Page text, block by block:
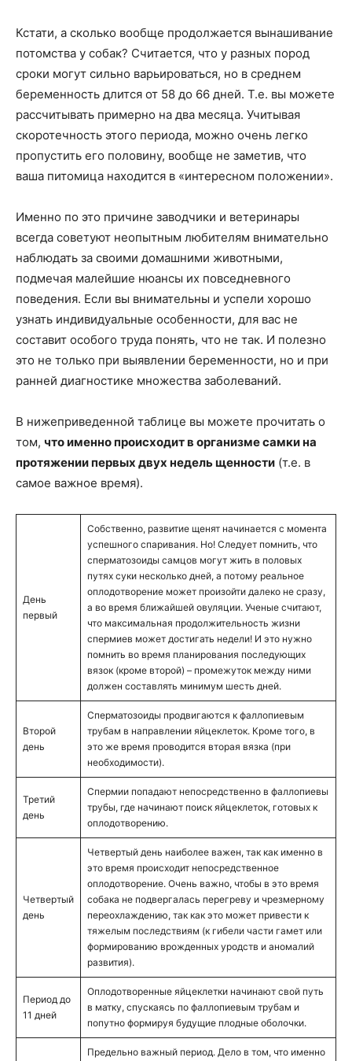
Кстати, а сколько вообще продолжается вынашивание
потомства у собак? Считается, что у разных пород
сроки могут сильно варьироваться, но в среднем
беременность длится от 58 до 66 дней. Т.е. вы можете
рассчитывать примерно на два месяца. Учитывая
скоротечность этого периода, можно очень легко
пропустить его половину, вообще не заметив, что
ваша питомица находится в «интересном положении».
Именно по это причине заводчики и ветеринары
всегда советуют неопытным любителям внимательно
наблюдать за своими домашними животными,
подмечая малейшие нюансы их повседневного
поведения. Если вы внимательны и успели хорошо
узнать индивидуальные особенности, для вас не
составит особого труда понять, что не так. И полезно
это не только при выявлении беременности, но и при
ранней диагностике множества заболеваний.
В нижеприведенной таблице вы можете прочитать о
том, что именно происходит в организме самки на
протяжении первых двух недель щенности (т.е. в
самое важное время).
День
первый
Собственно, развитие щенят начинается с момента
успешного спаривания. Но! Следует помнить, что
сперматозоиды самцов могут жить в половых
путях суки несколько дней, а потому реальное
оплодотворение может произойти далеко не сразу,
а во время ближайшей овуляции. Ученые считают,
что максимальная продолжительность жизни
спермиев может достигать недели! И это нужно
помнить во время планирования последующих
вязок (кроме второй) – промежуток между ними
должен составлять минимум шесть дней.
Второй
день
Сперматозоиды продвигаются к фаллопиевым
трубам в направлении яйцеклеток. Кроме того, в
это же время проводится вторая вязка (при
необходимости).
Третий
день
Спермии попадают непосредственно в фаллопиевы
трубы, где начинают поиск яйцеклеток, готовых к
оплодотворению.
Четвертый
день
Четвертый день наиболее важен, так как именно в
это время происходит непосредственное
оплодотворение. Очень важно, чтобы в это время
собака не подвергалась перегреву и чрезмерному
переохлаждению, так как это может привести к
тяжелым последствиям (к гибели части гамет или
формированию врожденных уродств и аномалий
развития).
Период до
11 дней
Оплодотворенные яйцеклетки начинают свой путь
в матку, спускаясь по фаллопиевым трубам и
попутно формируя будущие плодные оболочки.
Предельно важный период. Дело в том, что именно